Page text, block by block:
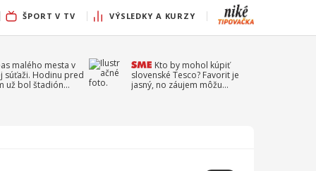
ŠPORT V TV VÝSLEDKY A KURZY
malého mesta v
súťaži. Hodinu pred
už bol štadión
Kto by mohol kúpiť
slovenské Tesco? Favorit je
jasný, no záujem môžu